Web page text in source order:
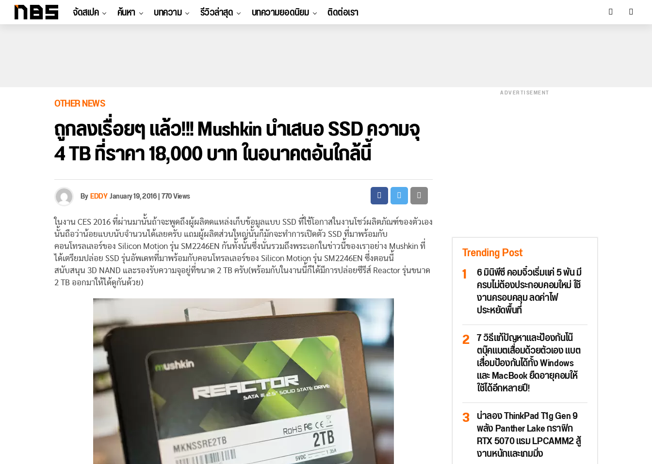
จัดสเปค ค้นหา บทความ รีวิวล่าสุด บทความยอดนิยม ติดต่อเรา
OTHER NEWS
ถูกลงเรื่อยๆ แล้ว!!! Mushkin นำเสนอ SSD ความจุ
4 TB ที่ราคา 18,000 บาท ในอนาคตอันใกล้นี้
ByEDDYJanuary 19, 2016|770 Views
ในงาน CES 2016 ที่ผ่านมานั้นถ้าจะพูดถึงผู้ผลิตดแหล่งเก็บข้อมูลแบบ SSD ที่ใช้โอกาสในงานโชว์ผลิตภัณฑ์ของตัวเอง
นั้นถือว่าน้อยแบบนับจำนวนได้เลยครับ แถมผู้ผลิตส่วนใหญ่นั้นก็มักจะทำการเปิดตัว SSD ที่มาพร้อมกับ
คอนโทรลเลอร์ของ Silicon Motion รุ่น SM2246EN กันทั้งนั้นซึ่งนั่นรวมถึงพระเอกในข่าวนี้ของเราอย่าง Mushkin ที่
ได้เตรียมปล่อย SSD รุ่นอัพเดทที่มาพร้อมกับคอนโทรลเลอร์ของ Silicon Motion รุ่น SM2246EN ซึ่งตอนนี้
สนับสนุน 3D NAND และรองรับความจุอยู่ที่ขนาด 2 TB ครับ(พร้อมกับในงานนี้ก็ได้มีการปล่อยซีรีส์ Reactor รุ่นขนาด
2 TB ออกมาให้ได้ดูกันด้วย)
ADVERTISEMENT
Trending Post
6 มินิพีซี คอมจิ๋วเริ่มแค่ 5 พัน มี
ครบไม่ต้องประกอบคอมใหม่ ใช้
งานครอบคลุม ลดค่าไฟ
ประหยัดพื้นที่
7 วิธีแก้ปัญหาและป้องกันโน๊
ตบุ๊คแบตเสื่อมด้วยตัวเอง แบต
เสื่อมป้องกันได้ทั้ง Windows
และ MacBook ยืดอายุคอมให้
ใช้ได้อีกหลายปี!
น่าลอง ThinkPad T1g Gen 9
พลัง Panther Lake กราฟิก
RTX 5070 แรม LPCAMM2 สู้
งานหนักและเกมมิ่ง